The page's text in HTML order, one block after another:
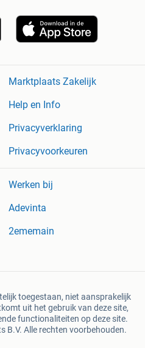
Marktplaats Zakelijk
Help en Info
Privacyverklaring
Privacyvoorkeuren
Werken bij
Adevinta
2ememain
toegestaan, niet aansprakelijk
uit het gebruik van deze site,
functionaliteiten op deze site.
Alle rechten voorbehouden.